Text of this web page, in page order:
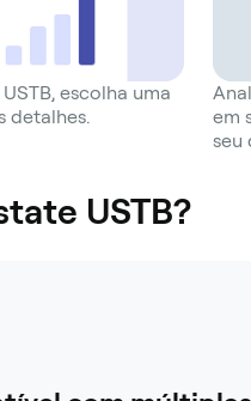
escolha uma
detalhes.
em
seu
USTB?